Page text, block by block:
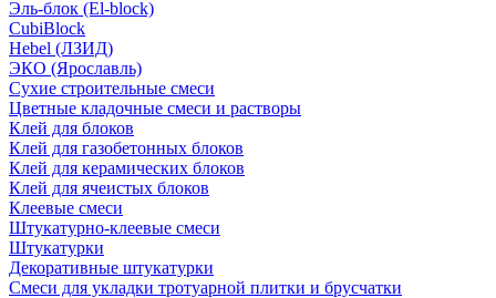
Эль-блок (El-block)
CubiBlock
Hebel (ЛЗИД)
ЭКО (Ярославль)
Сухие строительные смеси
Цветные кладочные смеси и растворы
Клей для блоков
Клей для газобетонных блоков
Клей для керамических блоков
Клей для ячеистых блоков
Клеевые смеси
Штукатурно-клеевые смеси
Штукатурки
Декоративные штукатурки
Смеси для укладки тротуарной плитки и брусчатки